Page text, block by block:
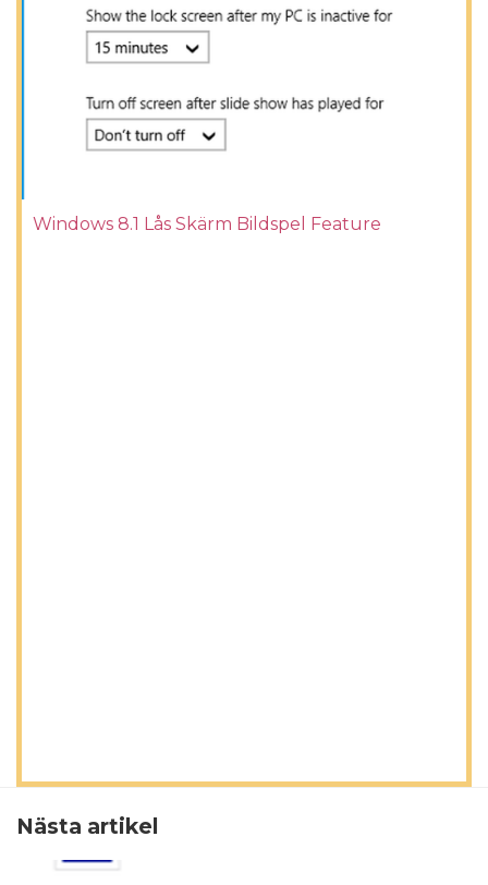
Windows 8.1 Lås Skärm Bildspel Feature
Nästa artikel